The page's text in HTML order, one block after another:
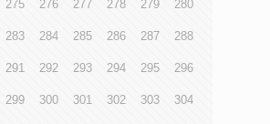
275 276 277 278 279 280
283 284 285 286 287 288
291 292 293 294 295 296
299 300 301 302 303 304